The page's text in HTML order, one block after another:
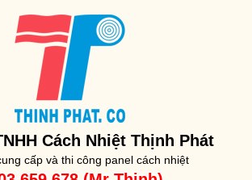
Cách Nhiệt Thịnh Phát
cấp và thi công panel cách nhiệt